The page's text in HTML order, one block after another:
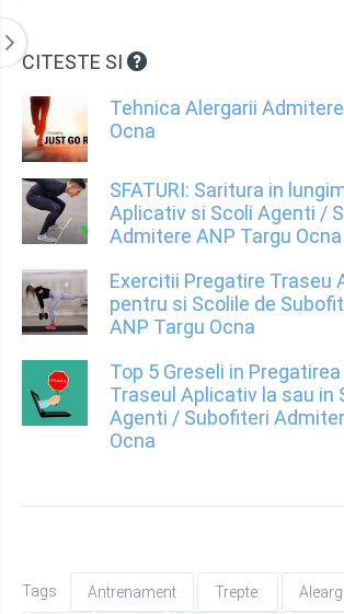
CITESTE SI
Tehnica Alergarii
Ocna
SFATURI: Saritura in
Aplicativ si Scoli Agenti /
Admitere ANP Targu Ocna
Exercitii Pregatire Traseu
pentru si Scolile de
ANP Targu Ocna
Top 5 Greseli in
Traseul Aplicativ la sau in
Agenti / Subofiteri
Ocna
Tags Antrenament Trepte: